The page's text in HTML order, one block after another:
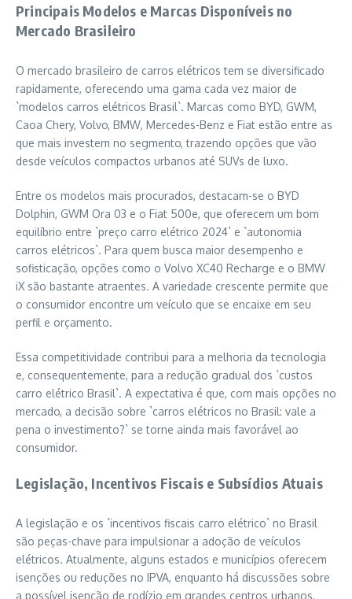
Principais Modelos e Marcas Disponíveis no
Mercado Brasileiro
O mercado brasileiro de carros elétricos tem se diversificado
rapidamente, oferecendo uma gama cada vez maior de
`modelos carros elétricos Brasil`. Marcas como BYD, GWM,
Caoa Chery, Volvo, BMW, Mercedes-Benz e Fiat estão entre as
que mais investem no segmento, trazendo opções que vão
desde veículos compactos urbanos até SUVs de luxo.
Entre os modelos mais procurados, destacam-se o BYD
Dolphin, GWM Ora 03 e o Fiat 500e, que oferecem um bom
equilíbrio entre `preço carro elétrico 2024` e `autonomia
carros elétricos`. Para quem busca maior desempenho e
sofisticação, opções como o Volvo XC40 Recharge e o BMW
iX são bastante atraentes. A variedade crescente permite que
o consumidor encontre um veículo que se encaixe em seu
perfil e orçamento.
Essa competitividade contribui para a melhoria da tecnologia
e, consequentemente, para a redução gradual dos `custos
carro elétrico Brasil`. A expectativa é que, com mais opções no
mercado, a decisão sobre `carros elétricos no Brasil: vale a
pena o investimento?` se torne ainda mais favorável ao
consumidor.
Legislação, Incentivos Fiscais e Subsídios Atuais
A legislação e os `incentivos fiscais carro elétrico` no Brasil
são peças-chave para impulsionar a adoção de veículos
elétricos. Atualmente, alguns estados e municípios oferecem
isenções ou reduções no IPVA, enquanto há discussões sobre
a possível isenção de rodízio em grandes centros urbanos,